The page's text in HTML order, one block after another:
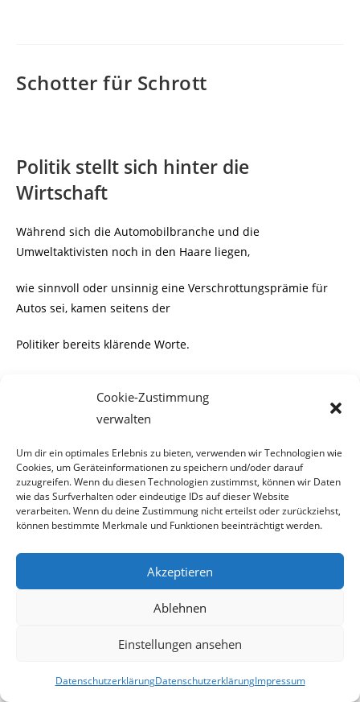
Cookie-Zustimmung
verwalten
Um dir ein optimales Erlebnis zu bieten, verwenden wir Technologien wie
Cookies, um Geräteinformationen zu speichern und/oder darauf
zuzugreifen. Wenn du diesen Technologien zustimmst, können wir Daten
wie das Surfverhalten oder eindeutige IDs auf dieser Website
verarbeiten. Wenn du deine Zustimmung nicht erteilst oder zurückziehst,
können bestimmte Merkmale und Funktionen beeinträchtigt werden.
Akzeptieren
Ablehnen
Einstellungen ansehen
DatenschutzerklärungDatenschutzerklärungImpressum
Schotter für Schrott
Politik stellt sich hinter die
Wirtschaft
Während sich die Automobilbranche und die
Umweltaktivisten noch in den Haare liegen,
wie sinnvoll oder unsinnig eine Verschrottungsprämie für
Autos sei, kamen seitens der
Politiker bereits klärende Worte.
Wirtschaftsminister Mitterlehner ließ durchklingen das man
geplanten Verschrottungsprämie arbeite. Diese Prämie soll
den Neuwagenverkauf an-
kurbeln. Ob die Höhe von 2.500,- Euro zu hoch sei ist noch
im Unklaren.
Bundeskanzler Werner Faymann ist dafür, daß die
Automobilbranche 50% der Kosten über-
aber optimistisch, daß es zu einer Einigung mit Handel und
Die Verhandlungen seien zwar noch nicht